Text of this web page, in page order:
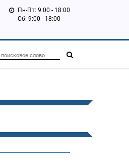
Пн-Пт: 9:00 - 18:00
Сб: 9:00 - 18:00